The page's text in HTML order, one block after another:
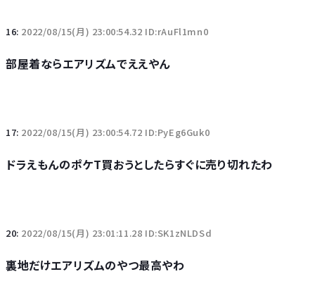
16: 2022/08/15(月) 23:00:54.32 ID:rAuFl1mn0
部屋着ならエアリズムでええやん
17: 2022/08/15(月) 23:00:54.72 ID:PyEg6Guk0
ドラえもんのポケT買おうとしたらすぐに売り切れたわ
20: 2022/08/15(月) 23:01:11.28 ID:SK1zNLDSd
裏地だけエアリズムのやつ最高やわ